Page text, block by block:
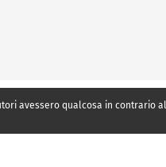
avessero qualcosa in contrario